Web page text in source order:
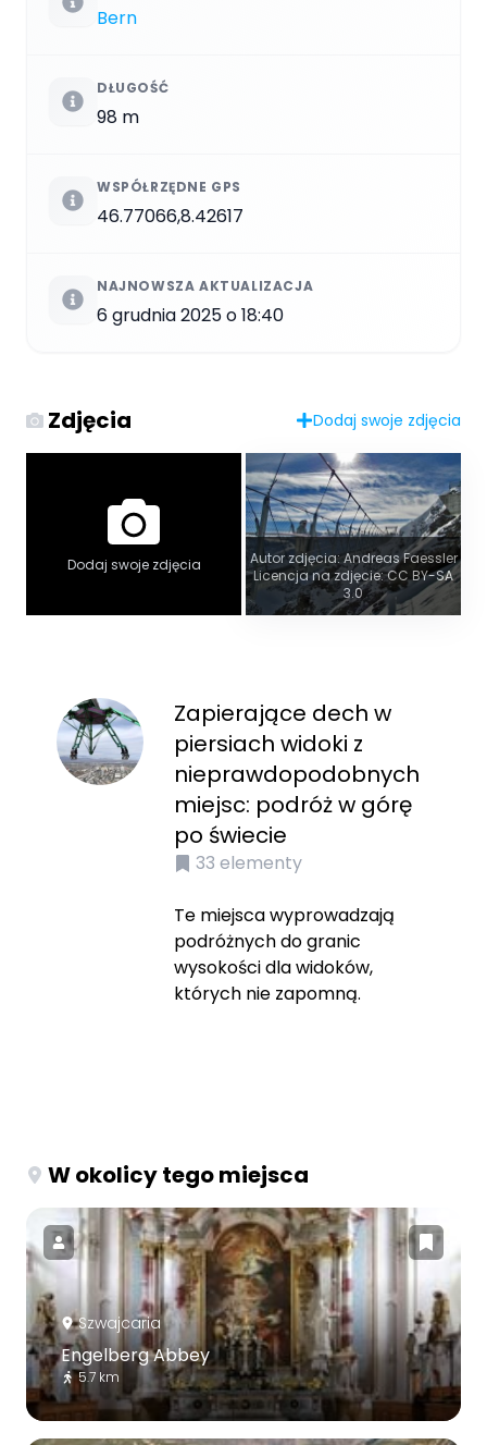
Bern
DŁUGOŚĆ
98 m
WSPÓŁRZĘDNE GPS
46.77066,8.42617
NAJNOWSZA AKTUALIZACJA
6 grudnia 2025 o 18:40
Zdjęcia Dodaj swoje zdjęcia
Dodaj swoje zdjęcia
Autor zdjęcia: Andreas Faessler
Licencja na zdjęcie: CC BY-SA
3.0
Zapierające dech w
piersiach widoki z
nieprawdopodobnych
miejsc: podróż w górę
po świecie
33 elementy
Te miejsca wyprowadzają
podróżnych do granic
wysokości dla widoków,
których nie zapomną.
W okolicy tego miejsca
Szwajcaria
Engelberg Abbey
5.7 km